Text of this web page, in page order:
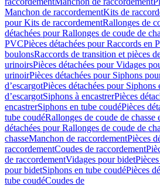
Manchon de raccordementKits de
pour Kits de raccordementRallonges de
détachées pour Rallonges de coude de
PVCPièces détachées pour Raccords en
boulonsRaccords de transition et pièces
urinoirsPièces détachées pour Vidages
urinoirPièces détachées pour Siphons
d’escargotPièces détachées pour Siphons
d’escargotSiphons à encastrerPièces
encastrerSiphons en tube coudéPièces
tube coudéRallonges de coude de chasse
détachées pour Rallonges de coude de
chasseManchon de raccordementPièces
raccordementCoudes de raccordement
de raccordementVidages pour bidet
pour bidetSiphons en tube coudéPièces
tube coudéCoudes de